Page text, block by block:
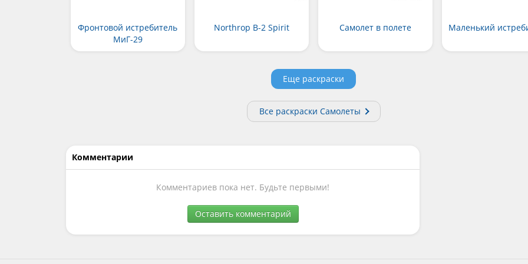
Фронтовой истребитель
МиГ-29
Northrop B-2 Spirit Самолет в полете Маленький
Еще раскраски
Все раскраски Самолеты
Комментарии
Комментариев пока нет. Будьте первыми!
Оставить комментарий